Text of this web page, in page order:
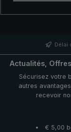
supérieure
la pluie
replie tout
Délai
Actualités,
Sécurisez votre
autres
recevoir
€ 5,00